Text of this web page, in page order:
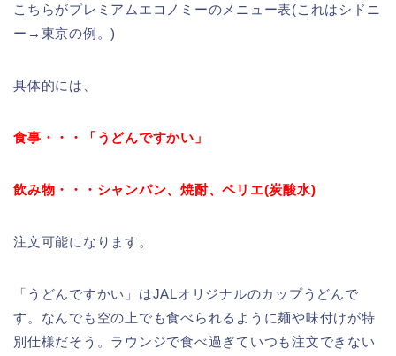
こちらがプレミアムエコノミーのメニュー表(これはシドニ
ー→東京の例。)
具体的には、
食事・・・「うどんですかい」
飲み物・・・シャンパン、焼酎、ペリエ(炭酸水)
注文可能になります。
「うどんですかい」はJALオリジナルのカップうどんで
す。なんでも空の上でも食べられるように麺や味付けが特
別仕様だそう。ラウンジで食べ過ぎていつも注文できない